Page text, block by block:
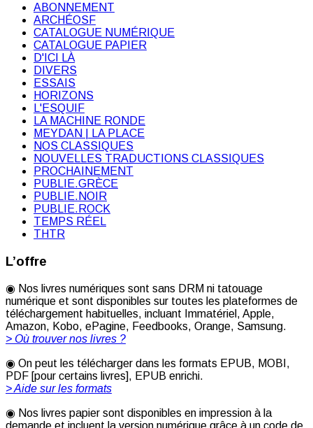
ABONNEMENT
ARCHÉOSF
CATALOGUE NUMÉRIQUE
CATALOGUE PAPIER
D'ICI LÀ
DIVERS
ESSAIS
HORIZONS
L'ESQUIF
LA MACHINE RONDE
MEYDAN | LA PLACE
NOS CLASSIQUES
NOUVELLES TRADUCTIONS CLASSIQUES
PROCHAINEMENT
PUBLIE.GRÈCE
PUBLIE.NOIR
PUBLIE.ROCK
TEMPS RÉEL
THTR
L’offre
◉ Nos livres numériques sont sans DRM ni tatouage
numérique et sont disponibles sur toutes les plateformes de
téléchargement habituelles, incluant Immatériel, Apple,
Amazon, Kobo, ePagine, Feedbooks, Orange, Samsung.
> Où trouver nos livres ?
◉ On peut les télécharger dans les formats EPUB, MOBI,
PDF [pour certains livres], EPUB enrichi.
> Aide sur les formats
◉ Nos livres papier sont disponibles en impression à la